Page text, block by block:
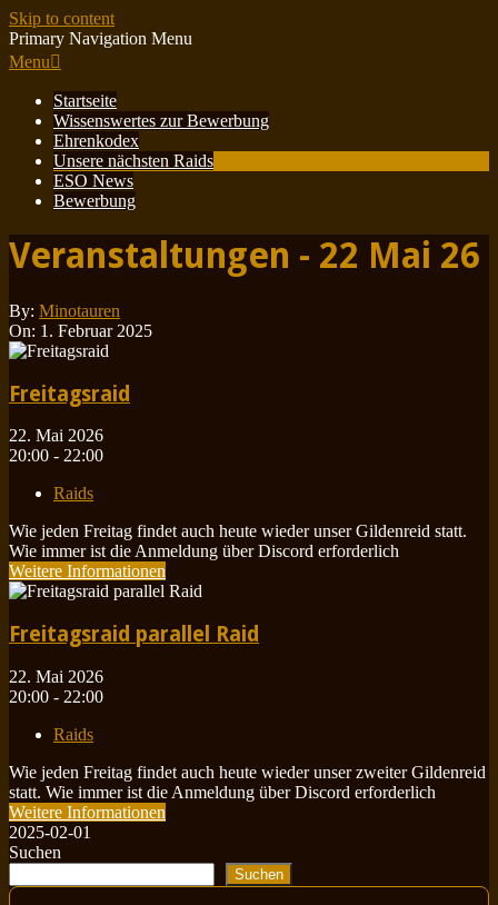
Skip to content
Primary Navigation Menu
Menu
Startseite
Wissenswertes zur Bewerbung
Ehrenkodex
Unsere nächsten Raids
ESO News
Bewerbung
Veranstaltungen - 22 Mai 26
By: Minotauren
On: 1. Februar 2025
Freitagsraid
22. Mai 2026
20:00 - 22:00
Raids
Wie jeden Freitag findet auch heute wieder unser Gildenreid statt.
Wie immer ist die Anmeldung über Discord erforderlich
Weitere Informationen
Freitagsraid parallel Raid
22. Mai 2026
20:00 - 22:00
Raids
Wie jeden Freitag findet auch heute wieder unser zweiter Gildenreid
statt. Wie immer ist die Anmeldung über Discord erforderlich
Weitere Informationen
2025-02-01
Suchen
Suchen